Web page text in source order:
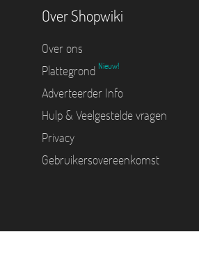
Over Shopwiki
Over ons
Plattegrond Nieuw!
Adverteerder Info
Hulp & Veelgestelde vragen
Privacy
Gebruikersovereenkomst